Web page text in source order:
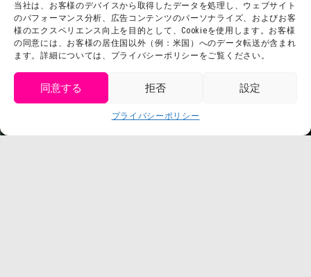
当社は、お客様のデバイスから取得したデータを処理し、ウェブサイト
のパフォーマンス分析、広告コンテンツのパーソナライズ、およびお客
様のエクスペリエンス向上を目的として、Cookieを使用します。お客様
の同意には、お客様の居住国以外（例：米国）へのデータ転送が含まれ
ます。詳細については、プライバシーポリシーをご覧ください。
同意する 拒否 設定
プライバシーポリシー
お問い合わせ
利用規約
プライバシーポリシー
プレスリリース
会社概要
スタッフ募集